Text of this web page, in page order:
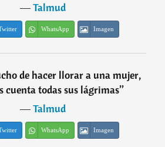
―Talmud
WhatsApp Imagen
de hacer llorar a una mujer,
cuenta todas sus lágrimas”
―Talmud
WhatsApp Imagen